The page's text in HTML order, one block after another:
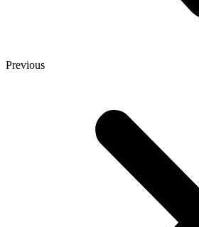
Previous